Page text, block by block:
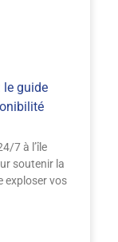
le guide
7 à l’île
soutenir la
exploser vos